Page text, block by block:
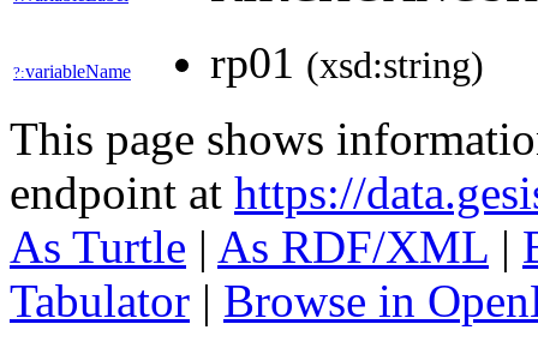
?:variableName rp01 (xsd:string)
This page shows
endpoint at https://
As Turtle | As RDF/XML |
Tabulator | Browse in